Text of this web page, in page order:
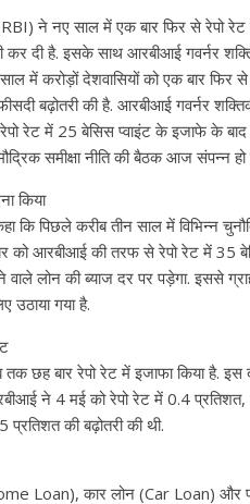
ने नए साल में एक बार फ‍िर से रेपो
कर दी है. इसके साथ आरबीआई गवर्नर
में करोड़ों देशवास‍ियों को एक बार फ‍िर
बढ़ोतरी की है. आरबीआई गवर्नर
रेपो रेट में 25 बेस‍िस प्‍वाइंट के इजाफे के
समीक्षा नीत‍ि की बैठक आज संपन्‍न हो
क‍िया
कि पिछले करीब तीन साल में विभिन्न
को आरबीआई की तरफ से रेपो रेट में 35
वाले लोन की ब्‍याज दर पर पड़ेगा. इससे
उठाया गया है.
छह बार रेपो रेट में इजाफा क‍िया है. इस
ने 4 मई को रेपो रेट में 0.4
की बढ़ोतरी की थी.
Loan), कार लोन (Car Loan) और